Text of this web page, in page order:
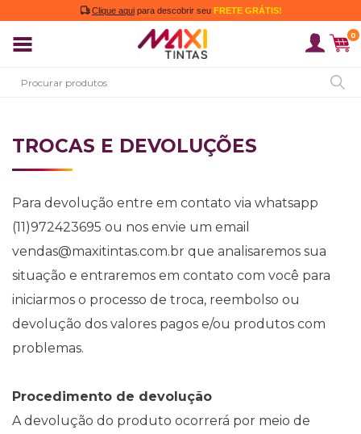
Clique aqui para descobrir seu FRETE GRÁTIS!
0
TROCAS E DEVOLUÇÕES
Para devolução entre em contato via whatsapp
(11)972423695 ou nos envie um email
vendas@maxitintas.com.br que analisaremos sua
situação e entraremos em contato com você para
iniciarmos o processo de troca, reembolso ou
devolução dos valores pagos e/ou produtos com
problemas.
Procedimento de devolução
A devolução do produto ocorrerá por meio de